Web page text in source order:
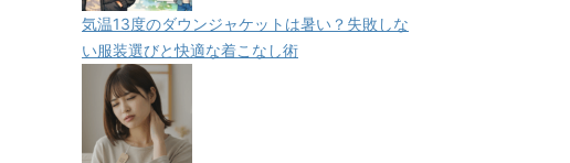
気温13度のダウンジャケットは暑い？失敗しな
い服装選びと快適な着こなし術